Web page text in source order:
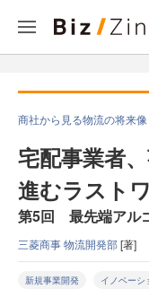
商社から見る物流の将来像
宅配事業者
進むラスト
第5回 最先端アル
三菱商事 物流開発部[著]
新規事業開発 イノベーシ